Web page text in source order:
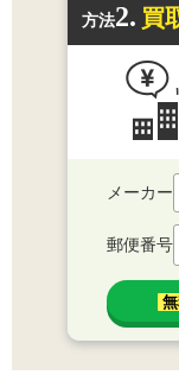
方法2. 買
メーカー
郵便番号